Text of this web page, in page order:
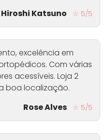
Hiroshi Katsuno
☆ 5/5
excelência em
Com várias
acessíveis. Loja 2
boa localização.
Rose Alves
☆ 5/5